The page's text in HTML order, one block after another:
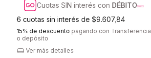
Cuotas SIN interés con DÉBITO
6 cuotas sin interés de $9.607,84
15% de descuento pagando con Transferencia
o depósito
Ver más detalles